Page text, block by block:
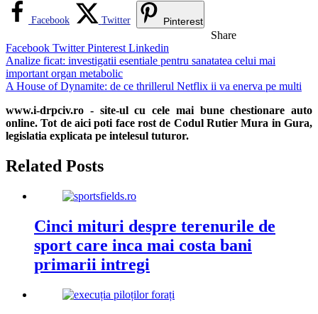
Facebook Twitter Pinterest
Share
Facebook TwitterPinterest Linkedin
Navigare
în
articole
Analize ficat: investigatii esentiale pentru sanatatea celui mai
important organ metabolic
A House of Dynamite: de ce thrillerul Netflix ii va enerva pe multi
www.i-drpciv.ro - site-ul cu cele mai bune chestionare auto
online. Tot de aici poti face rost de Codul Rutier Mura in Gura,
legislatia explicata pe intelesul tuturor.
Related Posts
Cinci mituri despre terenurile de
sport care inca mai costa bani
primarii intregi